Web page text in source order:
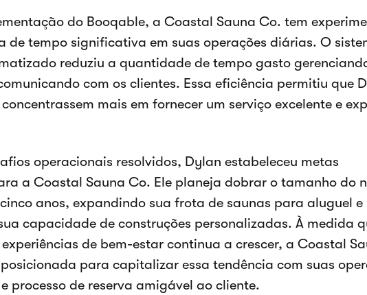
do Booqable, a Coastal Sauna Co. tem
de tempo significativa em suas operações diárias. O
reduziu a quantidade de tempo gasto
com os clientes. Essa eficiência permitiu que
mais em fornecer um serviço excelente e
operacionais resolvidos, Dylan estabeleceu metas
a Coastal Sauna Co. Ele planeja dobrar o tamanho do
anos, expandindo sua frota de saunas para aluguel e
capacidade de construções personalizadas. À medida
de bem-estar continua a crescer, a Coastal
para capitalizar essa tendência com suas
processo de reserva amigável ao cliente.